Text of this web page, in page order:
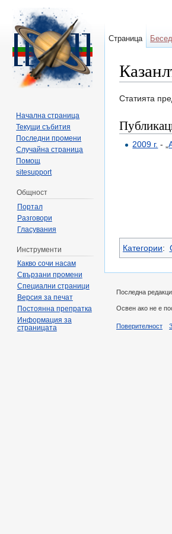
Статията
2009 г. - „
Категории:
Страница
Начална страница
Текущи събития
Последни промени
Случайна страница
Помощ
sitesupport
Общност
Портал
Разговори
Гласувания
Инструменти
Какво сочи насам
Свързани промени
Специални страници
Версия за печат
Постоянна препратка
Информация за
страницата
Последна
Освен ако не е
Поверителност